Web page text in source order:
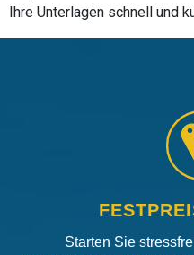
Ihre Unterlagen schnell und
Starten Sie